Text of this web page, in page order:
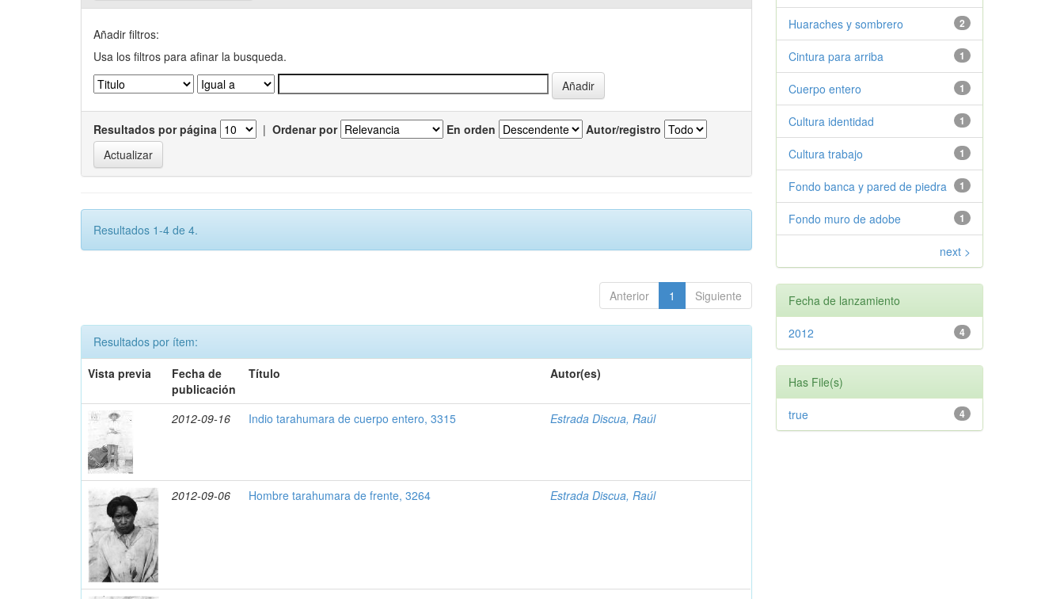
Añadir filtros:
Usa los filtros para afinar la busqueda.
Resultados por página | Ordenar por En orden Autor/registro
Resultados 1-4 de 4.
Anterior 1 Siguiente
Resultados por ítem:
Vista previa
Fecha de
publicación
Título Autor(es)
2012-09-16 Indio tarahumara de cuerpo entero, 3315 Estrada Discua, Raúl
2012-09-06 Hombre tarahumara de frente, 3264 Estrada Discua, Raúl
2
Huaraches y sombrero
1
Cintura para arriba
1
Cuerpo entero
1
Cultura identidad
1
Cultura trabajo
1
Fondo banca y pared de piedra
1
Fondo muro de adobe
next >
Fecha de lanzamiento
4
2012
Has File(s)
4
true